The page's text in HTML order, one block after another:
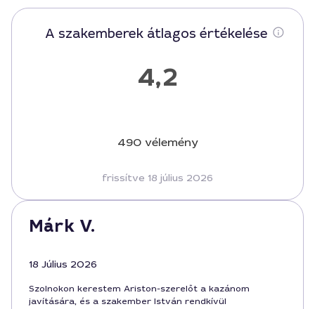
A szakemberek átlagos értékelése
4,2
490 vélemény
frissítve 18 július 2026
Márk V.
18 Július 2026
Szolnokon kerestem Ariston-szerelőt a kazánom
javítására, és a szakember István rendkívül